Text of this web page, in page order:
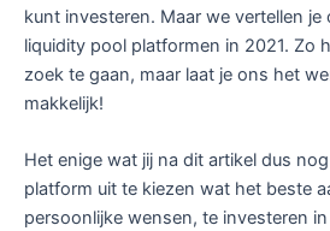
kunt investeren. Maar we vertellen
liquidity pool platformen in 2021. Zo
zoek te gaan, maar laat je ons het
makkelijk!
Het enige wat jij na dit artikel dus
platform uit te kiezen wat het beste
persoonlijke wensen, te investeren